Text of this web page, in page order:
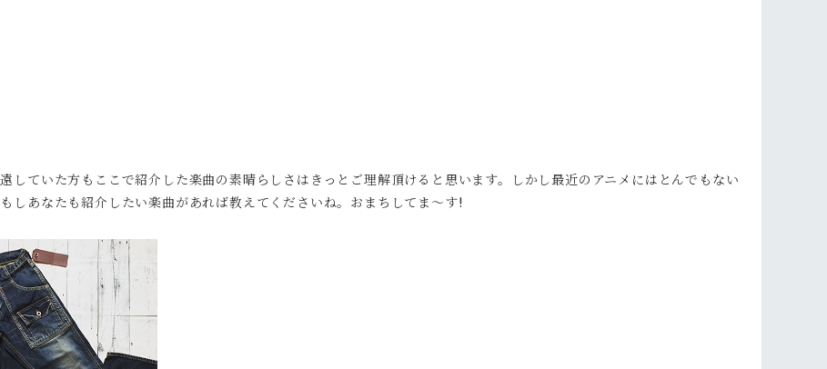
していた方もここで紹介した楽曲の素晴らしさはきっとご理解頂けると思います。しかし最近のアニメにはとんでもない
しあなたも紹介したい楽曲があれば教えてくださいね。おまちしてま～す!